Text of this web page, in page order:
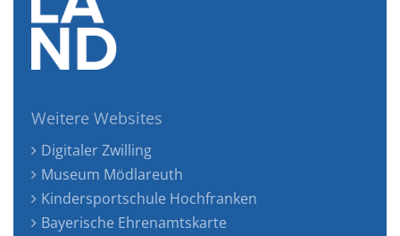
Weitere Websites
Digitaler Zwilling
Museum Mödlareuth
Kindersportschule Hochfranken
Bayerische Ehrenamtskarte